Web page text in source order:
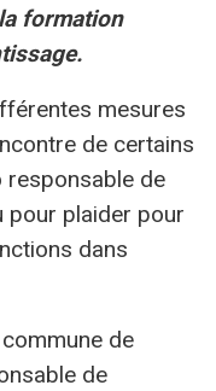
formation
mesures
de certains
responsable de
pour plaider pour
dans
de
de